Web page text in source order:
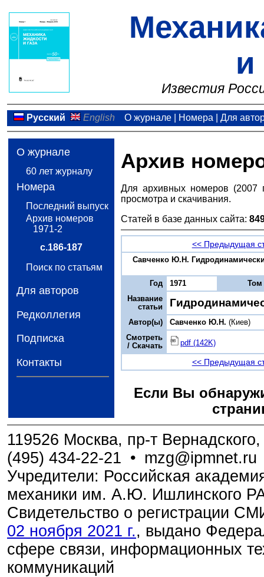
и
Известия
Русский English О журнале| Номера Для
О журнале
60 лет журналу
Номера
Последний выпуск
Архив номеров
1971-2
с.186-187
Поиск по статьям
Для авторов
Редколлегия
Подписка
Контакты
Архив
Для архивных номеров (2007
просмотра и скачивания.
Статей в базе данных сайта:
<< Предыдущая
Савченко Ю.Н.
Год 1971
Том
Название
статьи
Автор(ы) Савченко Ю.Н. (Киев)
Смотреть
/ Скачать
pdf (142K)
<< Предыдущая
Если Вы
119526 Москва, пр-т
(495) 434-22-21 • mzg@ipmnet.ru
Учредители: Российская
механики им. А.Ю. Ишлинского
Свидетельство о регистрации
02 ноября 2021 г., выдано
сфере связи, информационных
коммуникаций